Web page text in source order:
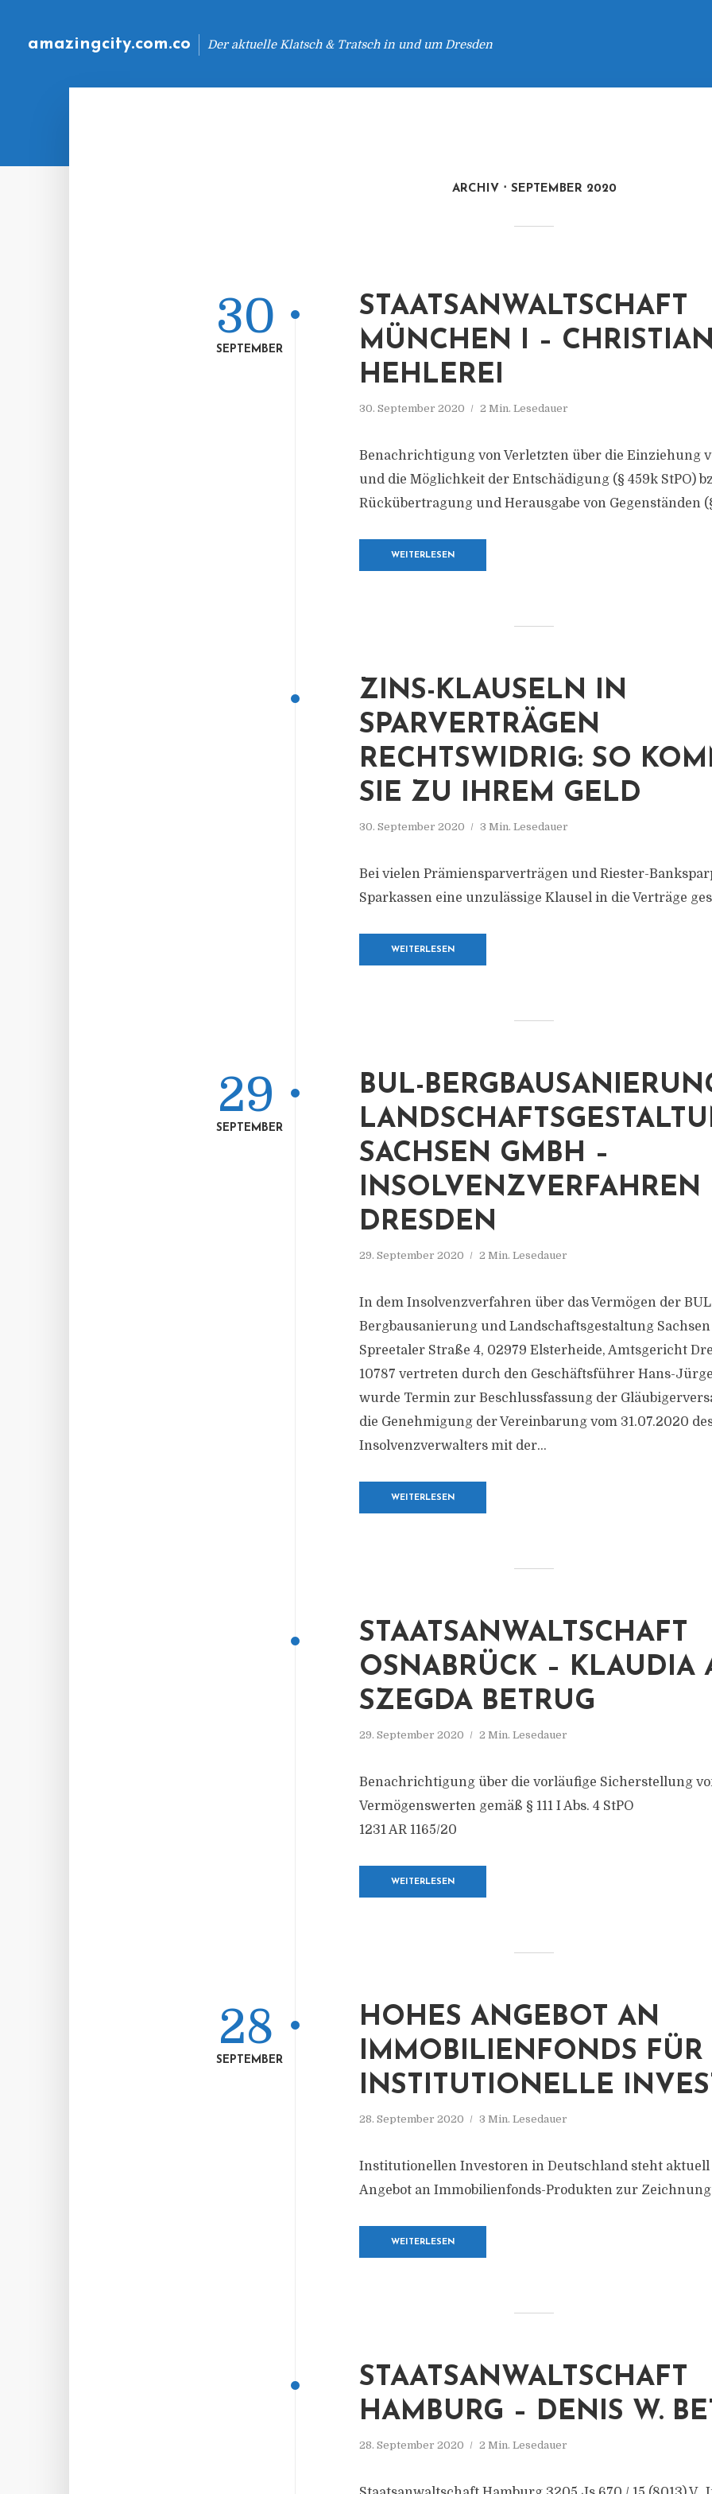
amazingcity.com.co Der aktuelle Klatsch & Tratsch in und um Dresden
ARCHIV SEPTEMBER 2020
STAATSANWALTSCHAFT
MÜNCHEN I –
HEHLEREI
30. September 2020 2 Min. Lesedauer
30
SEPTEMBER
Benachrichtigung von Verletzten über die Einziehung
und die Möglichkeit der Entschädigung (§ 459k StPO)
Rückübertragung und Herausgabe von Gegenständen
WEITERLESEN
ZINS-KLAUSELN IN
SPARVERTRÄGEN
RECHTSWIDRIG: SO
SIE ZU IHREM GELD
30. September 2020 3 Min. Lesedauer
Bei vielen Prämiensparverträgen und Riester-
Sparkassen eine unzulässige Klausel in die Verträge
WEITERLESEN
BUL-
SACHSEN GMBH –
INSOLVENZVERFAHREN
DRESDEN
29. September 2020 2 Min. Lesedauer
29
SEPTEMBER
In dem Insolvenzverfahren über das Vermögen der
Bergbausanierung und Landschaftsgestaltung Sachsen
Spreetaler Straße 4, 02979 Elsterheide, Amtsgericht
10787 vertreten durch den Geschäftsführer Hans-
wurde Termin zur Beschlussfassung der
die Genehmigung der Vereinbarung vom 31.07.2020
Insolvenzverwalters mit der...
WEITERLESEN
STAATSANWALTSCHAFT
OSNABRÜCK – KLAUDIA
SZEGDA BETRUG
29. September 2020 2 Min. Lesedauer
Benachrichtigung über die vorläufige Sicherstellung
Vermögenswerten gemäß § 111 I Abs. 4 StPO
1231 AR 1165/20
WEITERLESEN
HOHES ANGEBOT AN
IMMOBILIENFONDS FÜR
INSTITUTIONELLE
28. September 2020 3 Min. Lesedauer
28
SEPTEMBER
Institutionellen Investoren in Deutschland steht aktuell
Angebot an Immobilienfonds-Produkten zur
WEITERLESEN
STAATSANWALTSCHAFT
HAMBURG – DENIS W.
28. September 2020 2 Min. Lesedauer